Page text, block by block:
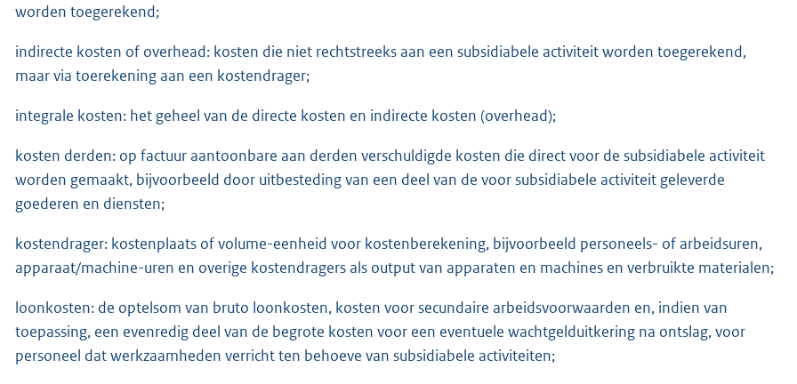
worden toegerekend;
indirecte kosten of overhead: kosten die niet rechtstreeks aan een subsidiabele activiteit worden toegerekend,
maar via toerekening aan een kostendrager;
integrale kosten: het geheel van de directe kosten en indirecte kosten (overhead);
kosten derden: op factuur aantoonbare aan derden verschuldigde kosten die direct voor de subsidiabele activiteit
worden gemaakt, bijvoorbeeld door uitbesteding van een deel van de voor subsidiabele activiteit geleverde
goederen en diensten;
kostendrager: kostenplaats of volume-eenheid voor kostenberekening, bijvoorbeeld personeels- of arbeidsuren,
apparaat/machine-uren en overige kostendragers als output van apparaten en machines en verbruikte materialen;
loonkosten: de optelsom van bruto loonkosten, kosten voor secundaire arbeidsvoorwaarden en, indien van
toepassing, een evenredig deel van de begrote kosten voor een eventuele wachtgelduitkering na ontslag, voor
personeel dat werkzaamheden verricht ten behoeve van subsidiabele activiteiten;